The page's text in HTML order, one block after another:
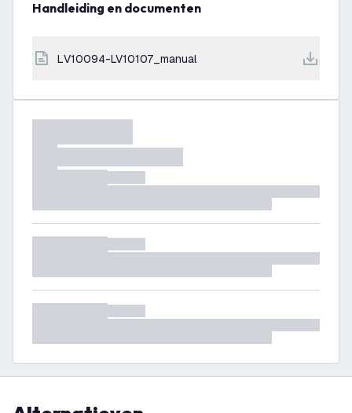
Handleiding en documenten
LV10094-LV10107_manual